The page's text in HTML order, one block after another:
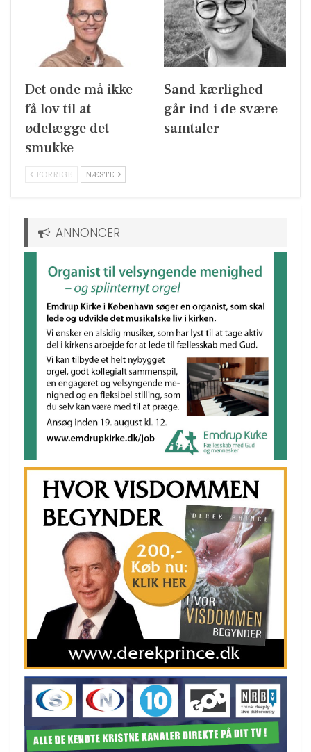
Det onde må ikke
få lov til at
ødelægge det
smukke
Sand kærlighed
går ind i de svære
samtaler
FORRIGE NÆSTE
ANNONCER